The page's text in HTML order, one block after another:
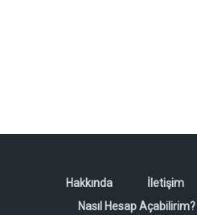
Hakkında İletişim
Nasıl Hesap Açabilirim?